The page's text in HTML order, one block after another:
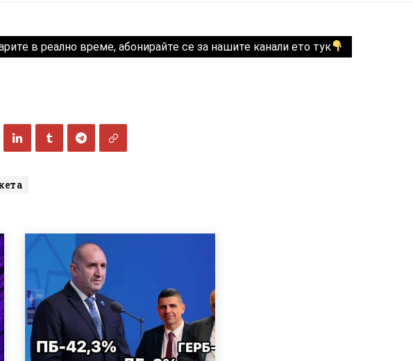
в реално време, абонирайте се за нашите канали ето тук